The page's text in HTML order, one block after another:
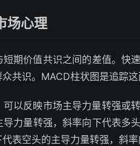
场心理
期价值共识之间的差值。快
共识。MACD柱状图是追踪这
以反映市场主导力量转强或
力量转强，斜率向下代表多
表空头的主导力量转强，斜率